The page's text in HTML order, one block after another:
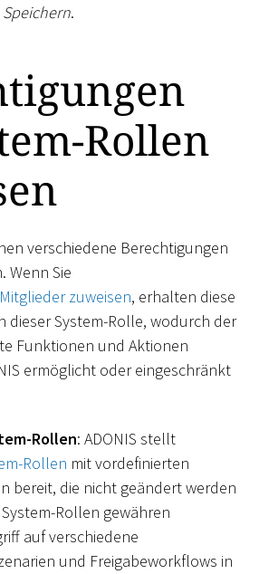
Speichern.
Rollen
verschiedene Berechtigungen
Wenn Sie
zuweisen, erhalten diese
dieser System-Rolle, wodurch der
Funktionen und Aktionen
ermöglicht oder eingeschränkt
Rollen: ADONIS stellt
Rollen mit vordefinierten
bereit, die nicht geändert werden
Rollen gewähren
auf verschiedene
und Freigabeworkflows in